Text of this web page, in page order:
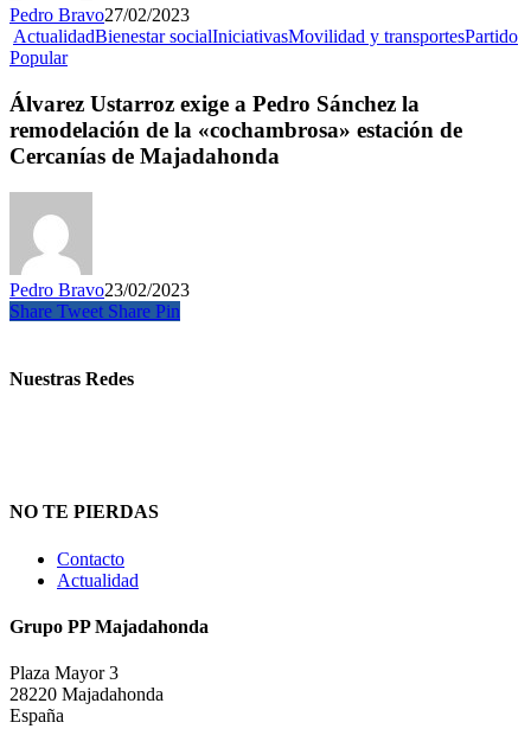
Pedro Bravo27/02/2023
ActualidadBienestar socialIniciativasMovilidad y transportesPartido
Popular
Álvarez Ustarroz exige a Pedro Sánchez la
remodelación de la «cochambrosa» estación de
Cercanías de Majadahonda
Pedro Bravo23/02/2023
Share Tweet Share Pin
Nuestras Redes
NO TE PIERDAS
Contacto
Actualidad
Grupo PP Majadahonda
Plaza Mayor 3
28220 Majadahonda
España